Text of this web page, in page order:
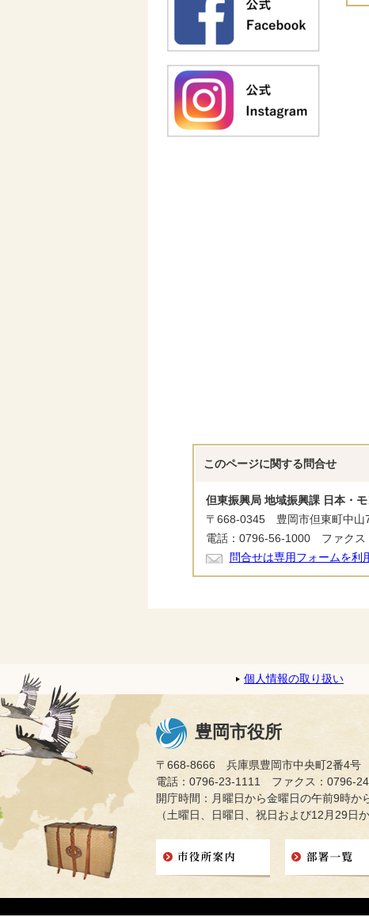
このページに関する 問合せ
但東振興局 地域振興課 日本・
〒668-0345 豊岡市但東町中山
電話：0796-56-1000 ファクス
問合せは専用フォームを利
個人情報の取り扱い
豊岡市役所
〒668-8666 兵庫県豊岡市中央町2番4号
電話：0796-23-1111 ファクス：0796-
開庁時間：月曜日から金曜日の午前9時か
（土曜日、日曜日、祝日および12月29日